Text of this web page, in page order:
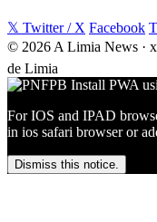
𝕏 Twitter / X Facebook
© 2026 A Limia News ·
de Limia
For IOS and IPAD
in ios safari browser or
Dismiss this notice.